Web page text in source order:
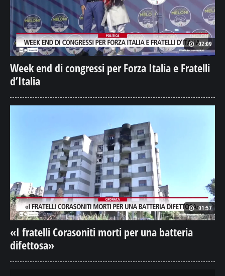
02:09
Week end di congressi per Forza Italia e Fratelli
d’Italia
01:57
«I fratelli Corasoniti morti per una batteria
difettosa»